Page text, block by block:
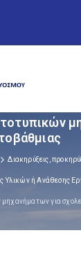
Διακηρύξεις,
Υλικών ή Ανάθεσης
για